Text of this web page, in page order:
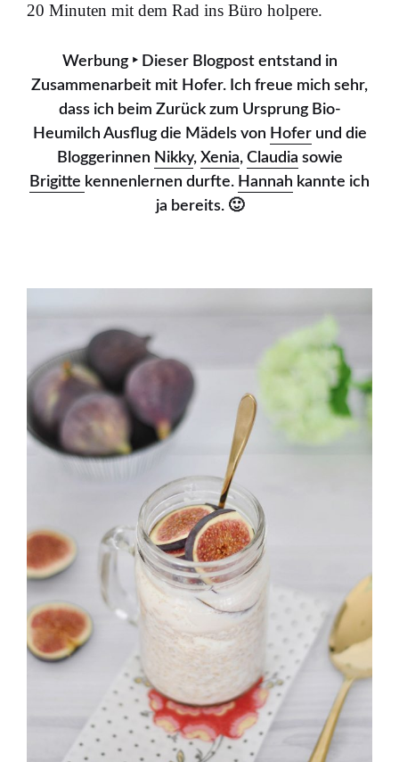
20 Minuten mit dem Rad ins Büro holpere.
Werbung ‣ Dieser Blogpost entstand in
Zusammenarbeit mit Hofer. Ich freue mich sehr,
dass ich beim Zurück zum Ursprung Bio-
Heumilch Ausflug die Mädels von Hoferund die
Bloggerinnen Nikky, Xenia, Claudia sowie
Brigitte kennenlernen durfte. Hannah kannte ich
ja bereits. 🙂